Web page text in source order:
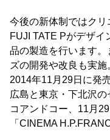
今後の新体制ではク
FUJI TATE Pがデザ
品の製造を行います
ズの開発や改良も実
2014年11月29日に発
広島と東京・下北沢
コアンドコー、11月
「CINEMA